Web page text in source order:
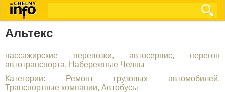
Альтекс
пассажирские перевозки, автосервис, перегон
автотранспорта, Набережные Челны
Категории:
Ремонт грузовых автомобилей,
Транспортные компании, Автобусы